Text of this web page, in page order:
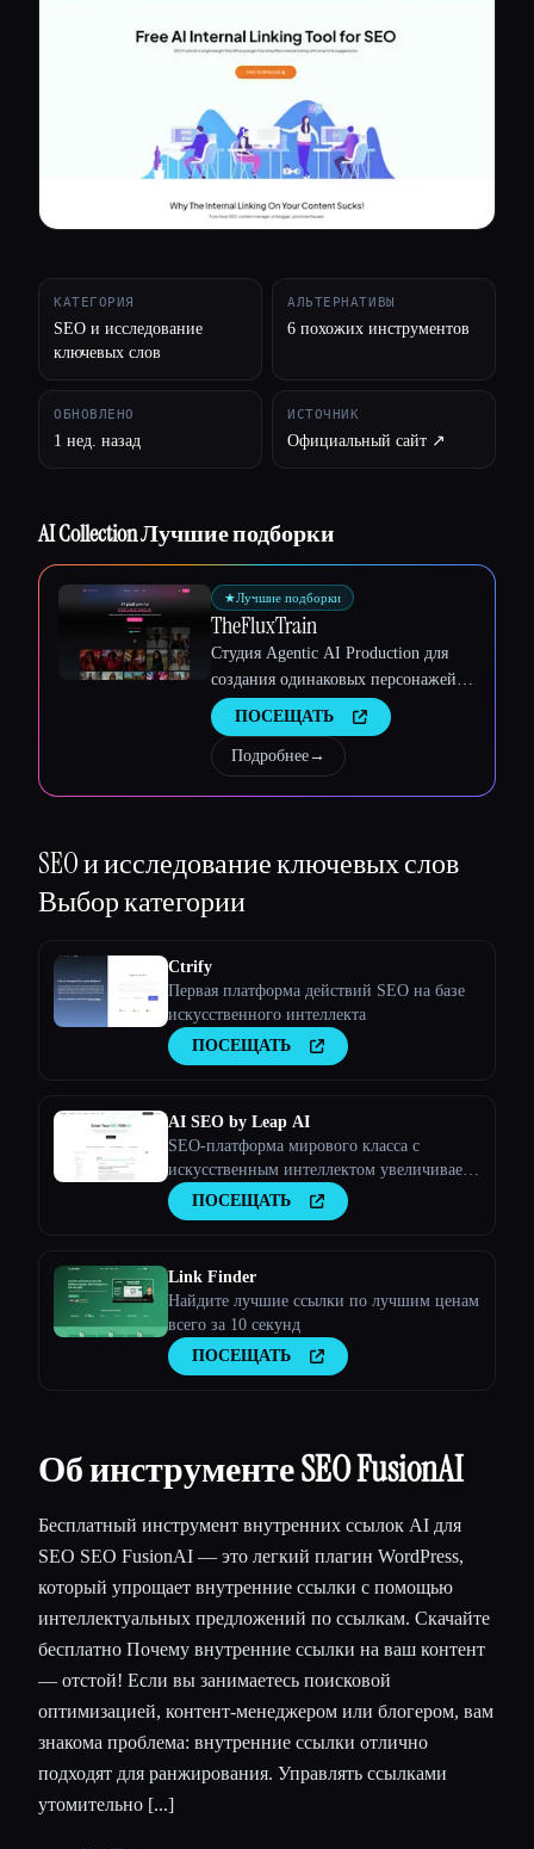
Все категории
КАТЕГОРИЯ
SEO и исследование
ключевых слов
АЛЬТЕРНАТИВЫ
6 похожих инструментов
ОБНОВЛЕНО
1 нед. назад
ИСТОЧНИК
Официальный сайт ↗︎
AI Collection Лучшие подборки
★Лучшие подборки
TheFluxTrain
Студия Agentic AI Production для
создания одинаковых персонажей,
рабочих процессов и видео
ПОСЕЩАТЬ
Подробнее→
SEO и исследование ключевых слов
Выбор категории
Ctrify
Первая платформа действий SEO на базе
искусственного интеллекта
ПОСЕЩАТЬ
AI SEO by Leap AI
SEO-платформа мирового класса с
искусственным интеллектом увеличивает
органический трафик и отражает голос
вашего бренда. Обеспечивает
ПОСЕЩАТЬ
Link Finder
Найдите лучшие ссылки по лучшим ценам
всего за 10 секунд
ПОСЕЩАТЬ
Об инструменте SEO FusionAI
Бесплатный инструмент внутренних ссылок AI для
SEO SEO FusionAI — это легкий плагин WordPress,
который упрощает внутренние ссылки с помощью
интеллектуальных предложений по ссылкам. Скачайте
бесплатно Почему внутренние ссылки на ваш контент
— отстой! Если вы занимаетесь поисковой
оптимизацией, контент-менеджером или блогером, вам
знакома проблема: внутренние ссылки отлично
подходят для ранжирования. Управлять ссылками
утомительно [...]